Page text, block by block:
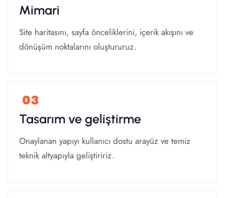
Mimari
Site haritasını, sayfa önceliklerini, içerik akışını ve
dönüşüm noktalarını oluştururuz.
Tasarım ve geliştirme
Onaylanan yapıyı kullanıcı dostu arayüz ve temiz
teknik altyapıyla geliştiririz.